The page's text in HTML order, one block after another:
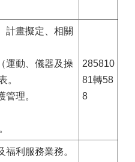
計畫擬定、相關
運動、儀器及操
。
管理。
285810
81轉58
8
福利服務業務。